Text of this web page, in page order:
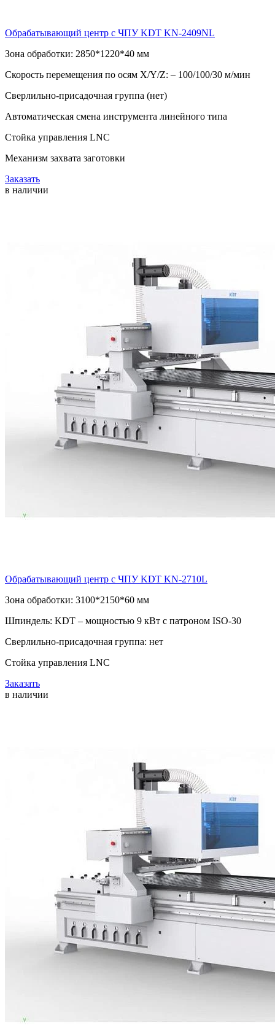
Обрабатывающий центр с ЧПУ KDT KN-2409NL
Зона обработки: 2850*1220*40 мм
Скорость перемещения по осям X/Y/Z: – 100/100/30 м/мин
Сверлильно-присадочная группа (нет)
Автоматическая смена инструмента линейного типа
Стойка управления LNC
Механизм захвата заготовки
Заказать
в наличии
Обрабатывающий центр с ЧПУ KDT KN-2710L
Зона обработки: 3100*2150*60 мм
Шпиндель: KDT – мощностью 9 кВт с патроном ISO-30
Сверлильно-присадочная группа: нет
Стойка управления LNC
Заказать
в наличии